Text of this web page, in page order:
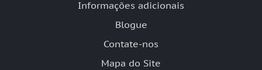
Informações adicionais
Blogue
Contate-nos
Mapa do Site